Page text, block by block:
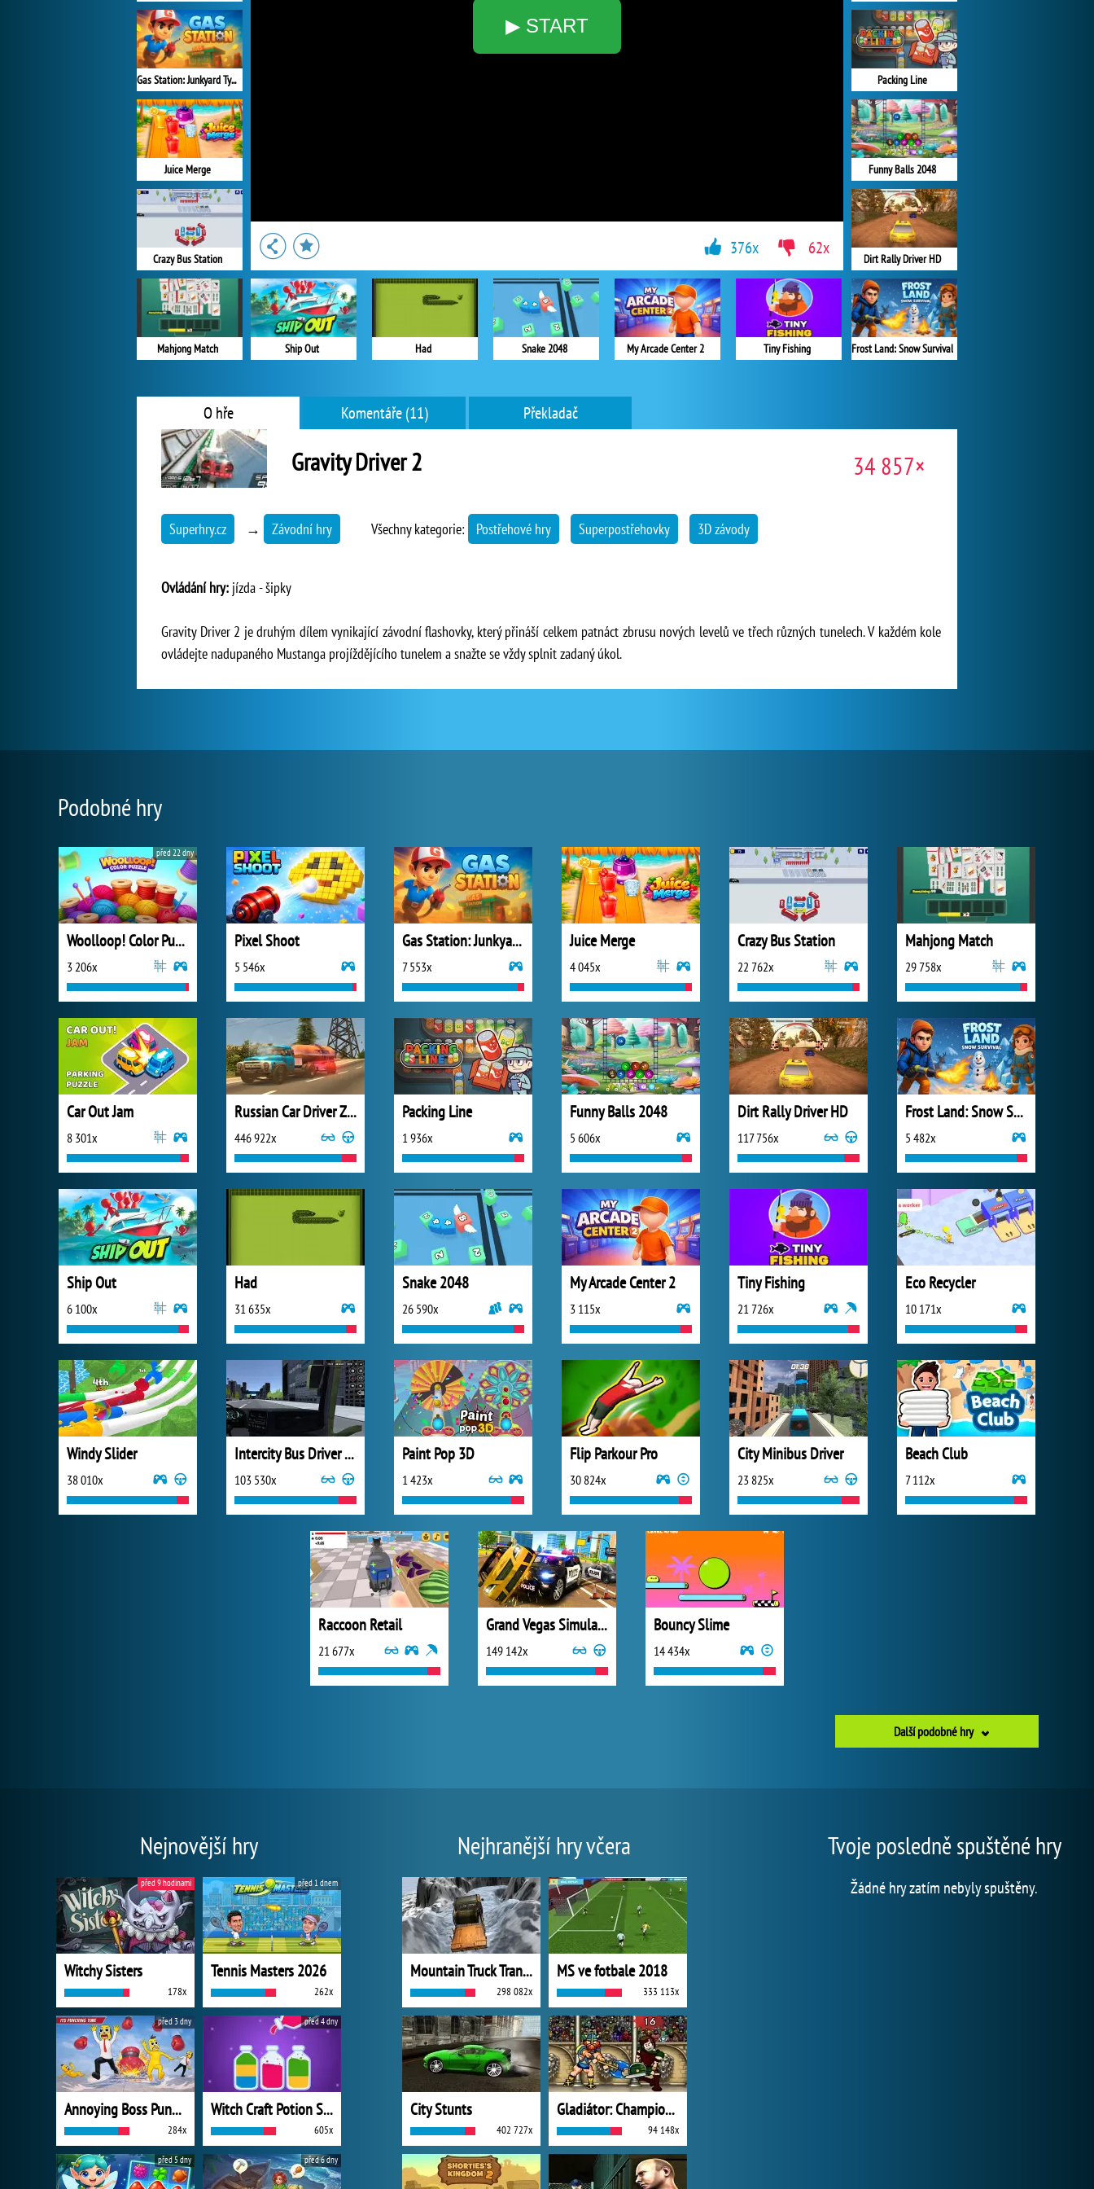
▶ START
Gas Station: Junkyard Tycoon
Juice Merge
Crazy Bus Station
Mahjong Match
Packing Line
Funny Balls 2048
Dirt Rally Driver HD
Frost Land: Snow Survival
Ship Out Had Snake 2048 My Arcade Center 2 Tiny Fishing
376x 62x
O hře Komentáře (11) Překladač
Gravity Driver 2 34 857×
Superhry.cz → Závodní hry Všechny kategorie: Postřehové hry Superpostřehovky 3D závody
Ovládání hry: jízda - šipky
Gravity Driver 2 je druhým dílem vynikající závodní flashovky, který přináší celkem patnáct zbrusu nových levelů ve třech různých tunelech. V každém kole
ovládejte nadupaného Mustanga projíždějícího tunelem a snažte se vždy splnit zadaný úkol.
Podobné hry
Woolloop! Color Puzzle
3 206x
před 22 dny
Pixel Shoot
5 546x
Gas Station: Junkyard Tycoon
7 553x
Juice Merge
4 045x
Crazy Bus Station
22 762x
Mahjong Match
29 758x
Car Out Jam
8 301x
Russian Car Driver ZIL 130
446 922x
Packing Line
1 936x
Funny Balls 2048
5 606x
Dirt Rally Driver HD
117 756x
Frost Land: Snow Survival
5 482x
Ship Out
6 100x
Had
31 635x
Snake 2048
26 590x
My Arcade Center 2
3 115x
Tiny Fishing
21 726x
Eco Recycler
10 171x
Windy Slider
38 010x
Intercity Bus Driver 3D
103 530x
Paint Pop 3D
1 423x
Flip Parkour Pro
30 824x
City Minibus Driver
23 825x
Beach Club
7 112x
Raccoon Retail
21 677x
Grand Vegas Simulator
149 142x
Bouncy Slime
14 434x
Další podobné hry
Nejnovější hry
Witchy Sisters
178x
před 9 hodinami
Tennis Masters 2026
262x
před 1 dnem
Annoying Boss Punch Game
284x
před 3 dny
Witch Craft Potion Sort
605x
před 4 dny
před 5 dny před 6 dny
Nejhranější hry včera
Mountain Truck Transport
298 082x
MS ve fotbale 2018
333 113x
City Stunts
402 727x
Gladiátor: Champions Sprint
94 148x
Tvoje posledně spuštěné hry
Žádné hry zatím nebyly spuštěny.